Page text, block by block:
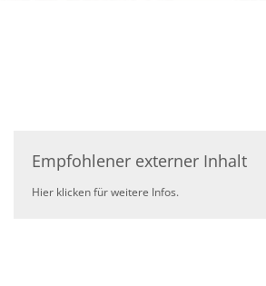
Empfohlener externer Inhalt
Hier klicken für weitere Infos.